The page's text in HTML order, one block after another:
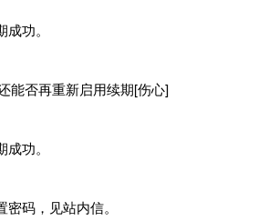
成功。
能否再重新启用续期[伤心]
成功。
密码，见站内信。